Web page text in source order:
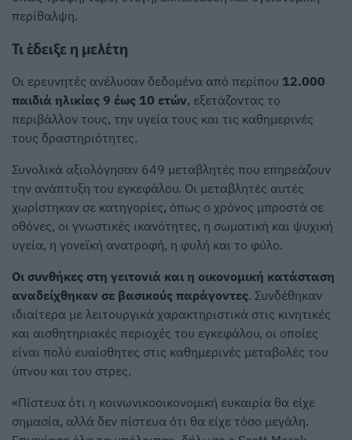
περίθαλψη.
Τι έδειξε η μελέτη
Οι ερευνητές ανέλυσαν δεδομένα από περίπου 12.000
παιδιά ηλικίας 9 έως 10 ετών, εξετάζοντας το
περιβάλλον τους, την υγεία τους και τις καθημερινές
τους δραστηριότητες.
Συνολικά αξιολόγησαν 649 μεταβλητές που επηρεάζουν
την ανάπτυξη του εγκεφάλου. Οι μεταβλητές αυτές
χωρίστηκαν σε κατηγορίες, όπως ο χρόνος μπροστά σε
οθόνες, οι γνωστικές ικανότητες, η σωματική και ψυχική
υγεία, η γονεϊκή ανατροφή, η φυλή και το φύλο.
Οι συνθήκες στη γειτονιά και η οικονομική κατάσταση
αναδείχθηκαν σε βασικούς παράγοντες. Συνδέθηκαν
ιδιαίτερα με λειτουργικά χαρακτηριστικά στις κινητικές
και αισθητηριακές περιοχές του εγκεφάλου, οι οποίες
είναι πολύ ευαίσθητες στις καθημερινές μεταβολές του
ύπνου και του στρες.
«Πίστευα ότι η κοινωνικοοικονομική ευκαιρία θα είχε
σημασία, αλλά δεν πίστευα ότι θα είχε τόσο μεγάλη.